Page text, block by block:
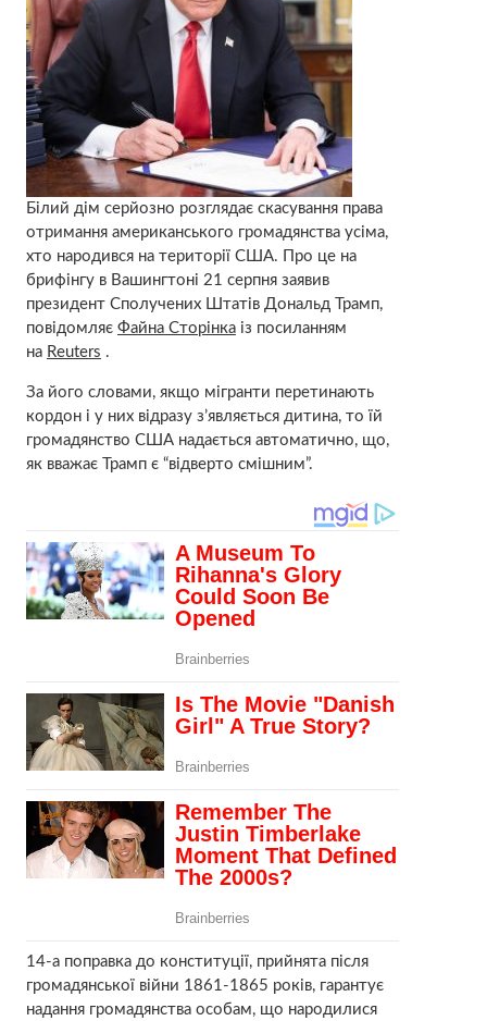
Білий дім серйозно розглядає скасування права
отримання американського громадянства усіма,
хто народився на території США. Про це на
брифінгу в Вашингтоні 21 серпня заявив
президент Сполучених Штатів Дональд Трамп,
повідомляє Файна Сторінкаіз посиланням
на Reuters .
За його словами, якщо мігранти перетинають
кордон і у них відразу з’являється дитина, то їй
громадянство США надається автоматично, що,
як вважає Трамп є “відверто смішним”.
14-а поправка до конституції, прийнята після
громадянської війни 1861-1865 років, гарантує
надання громадянства особам, що народилися